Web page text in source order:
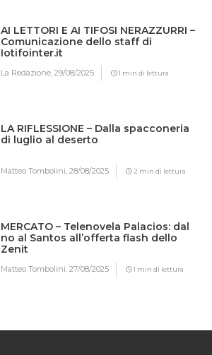
AI LETTORI E AI TIFOSI NERAZZURRI –
Comunicazione dello staff di
Iotifointer.it
La Redazione,29/08/2025 1 min di lettura
LA RIFLESSIONE – Dalla spacconeria
di luglio al deserto
Matteo Tombolini,28/08/2025 2 min di lettura
MERCATO – Telenovela Palacios: dal
no al Santos all’offerta flash dello
Zenit
Matteo Tombolini,27/08/2025 1 min di lettura